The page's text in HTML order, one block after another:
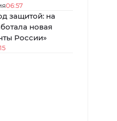
06:57
защитой: на
новая
России»